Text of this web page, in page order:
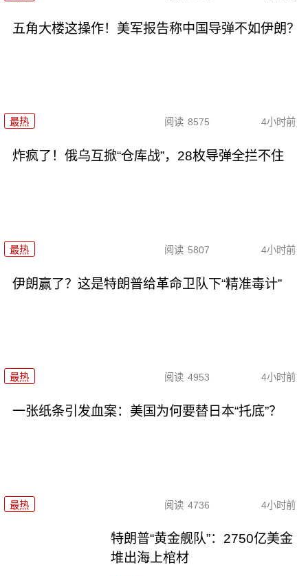
五角大楼这操作！美军报告称中国导弹不如伊朗？
最热 阅读 8575 4小时前
炸疯了！俄乌互掀“仓库战”，28枚导弹全拦不住
最热 阅读 5807 4小时前
伊朗赢了？这是特朗普给革命卫队下“精准毒计”
最热 阅读 4953 4小时前
一张纸条引发血案：美国为何要替日本“托底”？
最热 阅读 4736 4小时前
特朗普“黄金舰队”：2750亿美金
堆出海上棺材